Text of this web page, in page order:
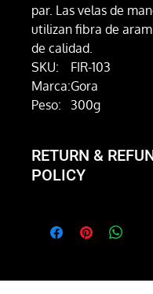
par. Las velas de
utilizan fibra de
de calidad.
SKU:
FIR-103
Marca:Gora
Peso:
300g
RETURN &
POLICY
We'll take it back